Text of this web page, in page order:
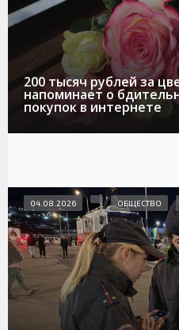
200 тысяч рублей за
напоминает о
покупок в интернете
04.08.2026 ОБЩЕСТВО